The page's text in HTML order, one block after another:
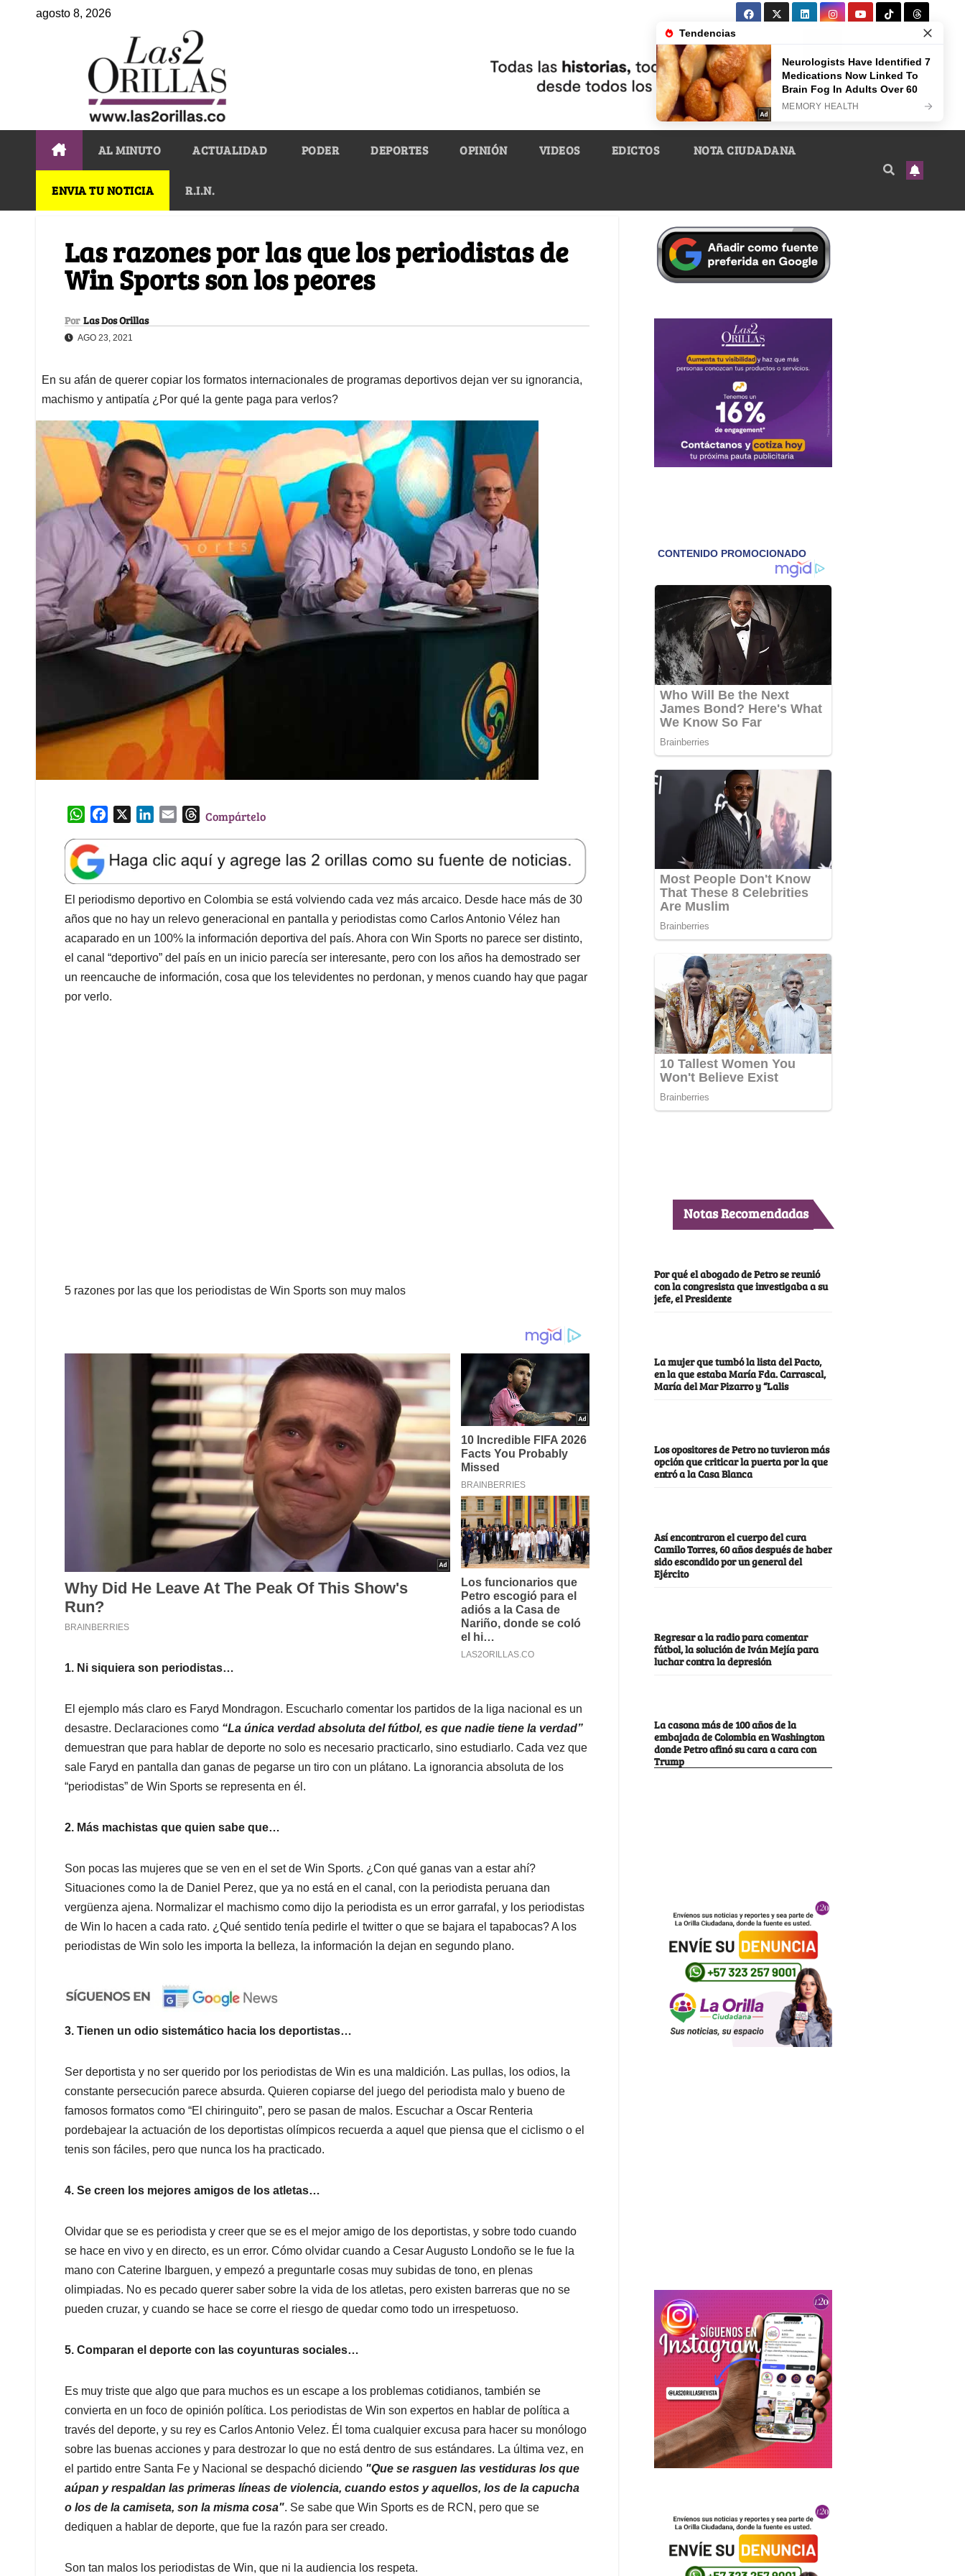
agosto 8, 2026
AL MINUTO ACTUALIDAD PODER DEPORTES OPINIÓN VIDEOS EDICTOS NOTA CIUDADANA
ENVIA TU NOTICIA R.I.N.
Las razones por las que los periodistas de
Win Sports son los peores
Por Las Dos Orillas
AGO 23, 2021
En su afán de querer copiar los formatos internacionales de programas deportivos dejan ver su ignorancia,
machismo y antipatía ¿Por qué la gente paga para verlos?
W
a
t
s
A
p
p
e
b
o
o
k
k
e
d
I
n
l
T
e
a
d
s
Compártelo
El periodismo deportivo en Colombia se está volviendo cada vez más arcaico. Desde hace más de 30
años que no hay un relevo generacional en pantalla y periodistas como Carlos Antonio Vélez han
acaparado en un 100% la información deportiva del país. Ahora con Win Sports no parece ser distinto,
el canal “deportivo” del país en un inicio parecía ser interesante, pero con los años ha demostrado ser
un reencauche de información, cosa que los televidentes no perdonan, y menos cuando hay que pagar
por verlo.
5 razones por las que los periodistas de Win Sports son muy malos
1. Ni siquiera son periodistas…
El ejemplo más claro es Faryd Mondragon. Escucharlo comentar los partidos de la liga nacional es un
desastre. Declaraciones como “La única verdad absoluta del fútbol, es que nadie tiene la verdad”
demuestran que para hablar de deporte no solo es necesario practicarlo, sino estudiarlo. Cada vez que
sale Faryd en pantalla dan ganas de pegarse un tiro con un plátano. La ignorancia absoluta de los
“periodistas” de Win Sports se representa en él.
2. Más machistas que quien sabe que…
Son pocas las mujeres que se ven en el set de Win Sports. ¿Con qué ganas van a estar ahí?
Situaciones como la de Daniel Perez, que ya no está en el canal, con la periodista peruana dan
vergüenza ajena. Normalizar el machismo como dijo la periodista es un error garrafal, y los periodistas
de Win lo hacen a cada rato. ¿Qué sentido tenía pedirle el twitter o que se bajara el tapabocas? A los
periodistas de Win solo les importa la belleza, la información la dejan en segundo plano.
3. Tienen un odio sistemático hacia los deportistas…
Ser deportista y no ser querido por los periodistas de Win es una maldición. Las pullas, los odios, la
constante persecución parece absurda. Quieren copiarse del juego del periodista malo y bueno de
famosos formatos como “El chiringuito”, pero se pasan de malos. Escuchar a Oscar Renteria
pordebajear la actuación de los deportistas olímpicos recuerda a aquel que piensa que el ciclismo o el
tenis son fáciles, pero que nunca los ha practicado.
4. Se creen los mejores amigos de los atletas…
Olvidar que se es periodista y creer que se es el mejor amigo de los deportistas, y sobre todo cuando
se hace en vivo y en directo, es un error. Cómo olvidar cuando a Cesar Augusto Londoño se le fue la
mano con Caterine Ibarguen, y empezó a preguntarle cosas muy subidas de tono, en plenas
olimpiadas. No es pecado querer saber sobre la vida de los atletas, pero existen barreras que no se
pueden cruzar, y cuando se hace se corre el riesgo de quedar como todo un irrespetuoso.
5. Comparan el deporte con las coyunturas sociales…
Es muy triste que algo que para muchos es un escape a los problemas cotidianos, también se
convierta en un foco de opinión política. Los periodistas de Win son expertos en hablar de política a
través del deporte, y su rey es Carlos Antonio Velez. Él toma cualquier excusa para hacer su monólogo
sobre las buenas acciones y para destrozar lo que no está dentro de sus estándares. La última vez, en
el partido entre Santa Fe y Nacional se despachó diciendo "Que se rasguen las vestiduras los que
aúpan y respaldan las primeras líneas de violencia, cuando estos y aquellos, los de la capucha
o los de la camiseta, son la misma cosa". Se sabe que Win Sports es de RCN, pero que se
dediquen a hablar de deporte, que fue la razón para ser creado.
Son tan malos los periodistas de Win, que ni la audiencia los respeta.
Notas Recomendadas
Por qué el abogado de Petro se reunió
con la congresista que investigaba a su
jefe, el Presidente
La mujer que tumbó la lista del Pacto,
en la que estaba María Fda. Carrascal,
María del Mar Pizarro y “Lalis
Los opositores de Petro no tuvieron más
opción que criticar la puerta por la que
entró a la Casa Blanca
Así encontraron el cuerpo del cura
Camilo Torres, 60 años después de haber
sido escondido por un general del
Ejército
Regresar a la radio para comentar
fútbol, la solución de Iván Mejía para
luchar contra la depresión
La casona más de 100 años de la
embajada de Colombia en Washington
donde Petro afinó su cara a cara con
Trump